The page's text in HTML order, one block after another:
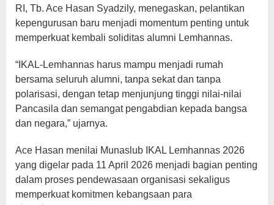
RI, Tb. Ace Hasan Syadzily, menegaskan, pelantikan
kepengurusan baru menjadi momentum penting untuk
memperkuat kembali soliditas alumni Lemhannas.
“IKAL-Lemhannas harus mampu menjadi rumah
bersama seluruh alumni, tanpa sekat dan tanpa
polarisasi, dengan tetap menjunjung tinggi nilai-nilai
Pancasila dan semangat pengabdian kepada bangsa
dan negara,” ujarnya.
Ace Hasan menilai Munaslub IKAL Lemhannas 2026
yang digelar pada 11 April 2026 menjadi bagian penting
dalam proses pendewasaan organisasi sekaligus
memperkuat komitmen kebangsaan para